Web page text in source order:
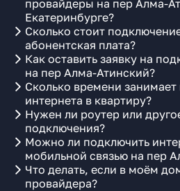
провайдеры на пер Алма-
Екатеринбурге?
Сколько стоит
абонентская плата?
Как оставить заявку на
на пер Алма-Атинский?
Сколько времени
интернета в квартиру?
Нужен ли роутер или
подключения?
Можно ли подключить
мобильной связью на пер
Что делать, если в моём
провайдера?